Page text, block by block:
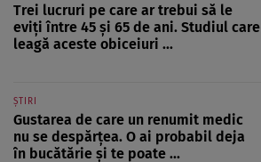
Trei lucruri pe care ar trebui să le
eviți între 45 și 65 de ani. Studiul care
leagă aceste obiceiuri ...
ȘTIRI
Gustarea de care un renumit medic
nu se despărțea. O ai probabil deja
în bucătărie și te poate ...